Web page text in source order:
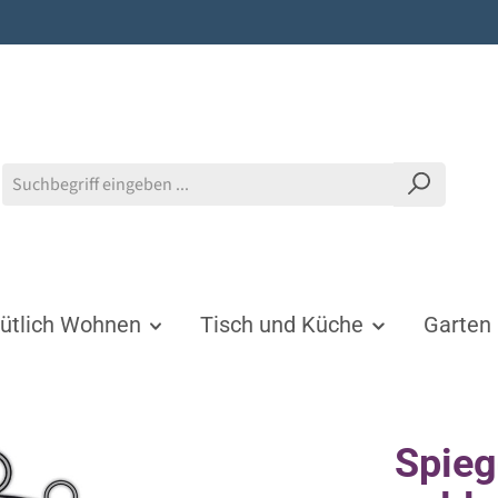
Wohnen Tisch und Küche Garten